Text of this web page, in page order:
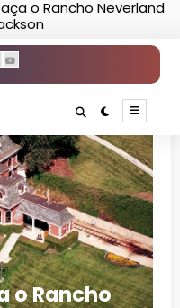
o Rancho Neverland
o Rancho